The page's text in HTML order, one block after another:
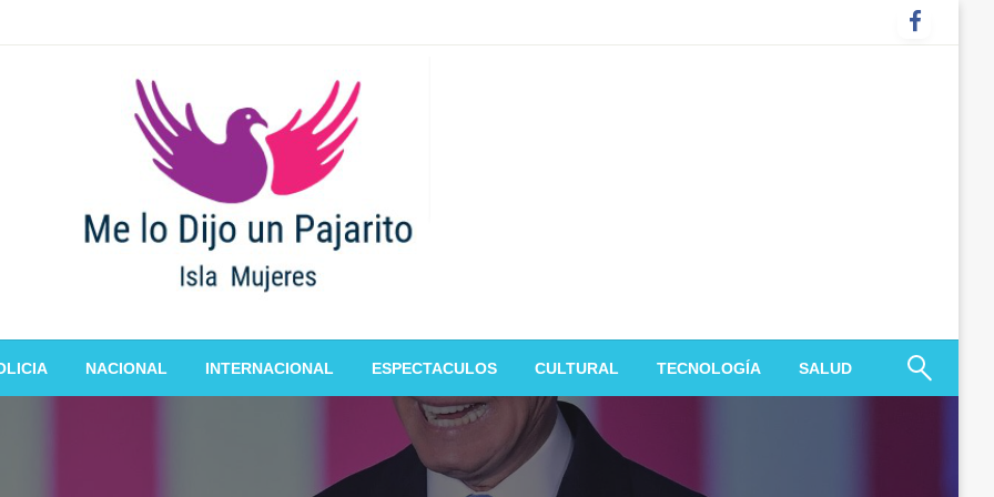
NACIONAL INTERNACIONAL ESPECTACULOS CULTURAL TECNOLOGÍA SALUD